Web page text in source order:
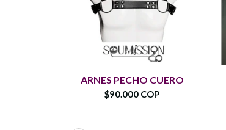
ARNES PECHO CUERO
$90.000 COP